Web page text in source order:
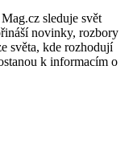
sleduje svět
novinky, rozbory
světa, kde rozhodují
k informacím o